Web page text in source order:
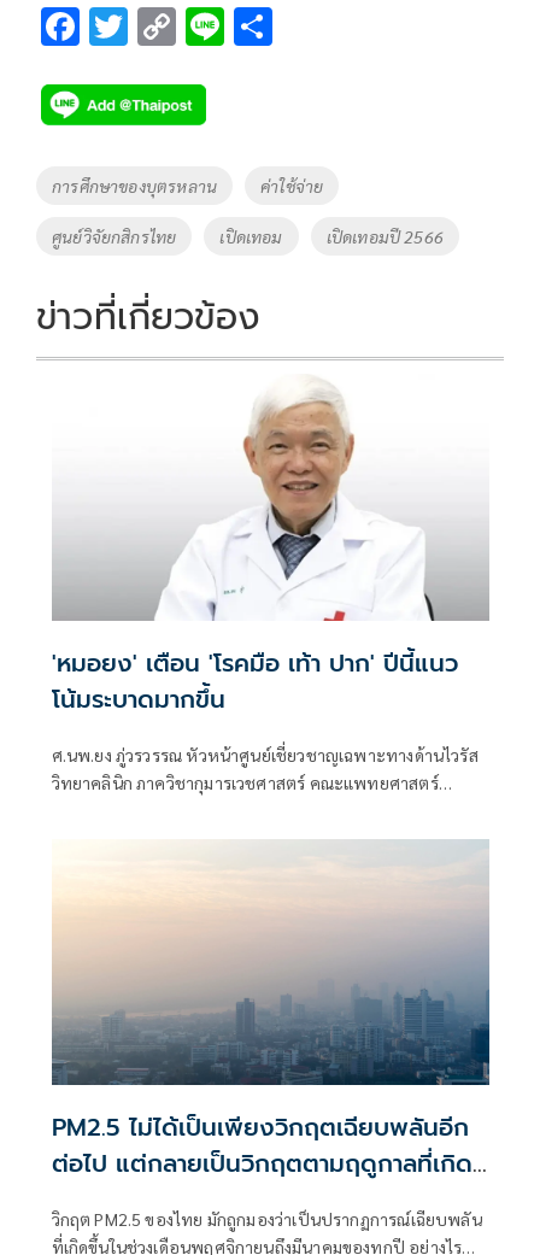
F
e
b
o
o
k
T
tt
er
C
p
y
Li
Li
Tags
การศึกษาของบุตรหลาน ค่าใช้จ่าย
ศูนย์วิจัยกสิกรไทย เปิดเทอม เปิดเทอมปี 2566
ข่าวที่เกี่ยวข้อง
'หมอยง' เตือน 'โรคมือ เท้า ปาก' ปีนี้แนว
โน้มระบาดมากขึ้น
ศ.นพ.ยง ภู่วรวรรณ หัวหน้าศูนย์เชี่ยวชาญเฉพาะทางด้านไวรัส
วิทยาคลินิก ภาควิชากุมารเวชศาสตร์ คณะแพทยศาสตร์
PM2.5 ไม่ได้เป็นเพียงวิกฤตเฉียบพลันอีก
ต่อไป แต่กลายเป็นวิกฤตตามฤดูกาลที่เกิด
วิกฤต PM2.5 ของไทย มักถูกมองว่าเป็นปรากฏการณ์เฉียบพลัน
ที่เกิดขึ้นในช่วงเดือนพฤศจิกายนถึงมีนาคมของทุกปี อย่างไร